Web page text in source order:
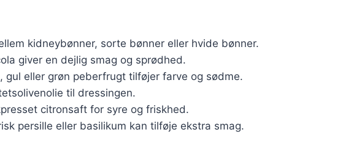
kidneybønner, sorte bønner eller hvide bønner.
giver en dejlig smag og sprødhed.
gul eller grøn peberfrugt tilføjer farve og sødme.
til dressingen.
citronsaft for syre og friskhed.
persille eller basilikum kan tilføje ekstra smag.